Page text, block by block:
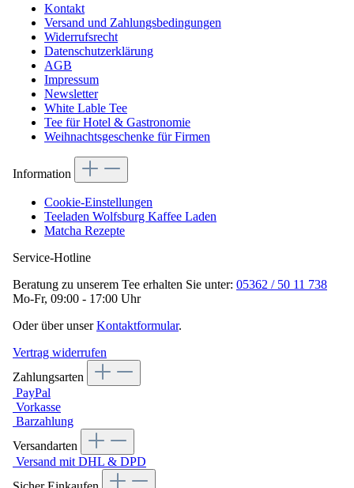
Kontakt
Versand und Zahlungsbedingungen
Widerrufsrecht
Datenschutzerklärung
AGB
Impressum
Newsletter
White Lable Tee
Tee für Hotel & Gastronomie
Weihnachtsgeschenke für Firmen
Information
Cookie-Einstellungen
Teeladen Wolfsburg Kaffee Laden
Matcha Rezepte
Service-Hotline
Beratung zu unserem Tee erhalten Sie unter: 05362 / 50 11 738
Mo-Fr, 09:00 - 17:00 Uhr
Oder über unserKontaktformular.
Vertrag widerrufen
Zahlungsarten
PayPal
Vorkasse
Barzahlung
Versandarten
Versand mit DHL & DPD